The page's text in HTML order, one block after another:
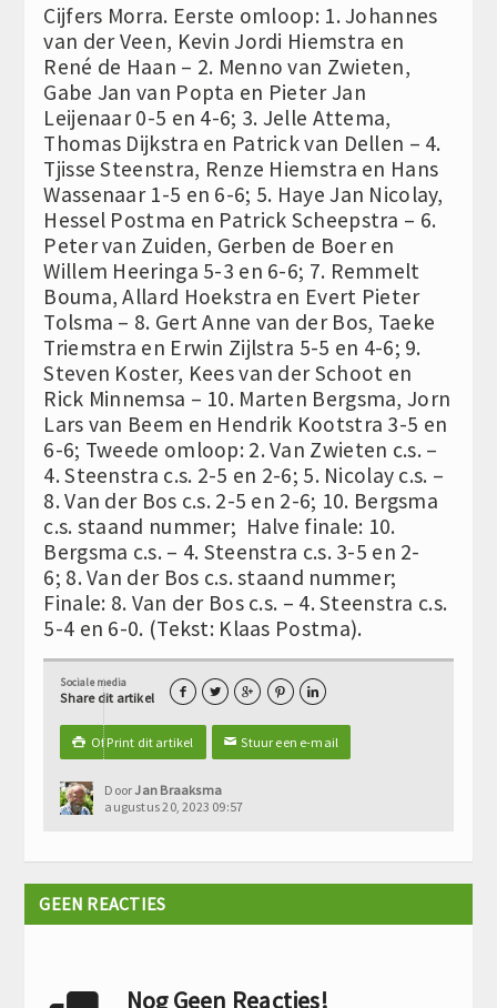
Cijfers Morra. Eerste omloop: 1. Johannes
van der Veen, Kevin Jordi Hiemstra en
René de Haan – 2. Menno van Zwieten,
Gabe Jan van Popta en Pieter Jan
Leijenaar 0-5 en 4-6; 3. Jelle Attema,
Thomas Dijkstra en Patrick van Dellen – 4.
Tjisse Steenstra, Renze Hiemstra en Hans
Wassenaar 1-5 en 6-6; 5. Haye Jan Nicolay,
Hessel Postma en Patrick Scheepstra – 6.
Peter van Zuiden, Gerben de Boer en
Willem Heeringa 5-3 en 6-6; 7. Remmelt
Bouma, Allard Hoekstra en Evert Pieter
Tolsma – 8. Gert Anne van der Bos, Taeke
Triemstra en Erwin Zijlstra 5-5 en 4-6; 9.
Steven Koster, Kees van der Schoot en
Rick Minnemsa – 10. Marten Bergsma, Jorn
Lars van Beem en Hendrik Kootstra 3-5 en
6-6; Tweede omloop: 2. Van Zwieten c.s. –
4. Steenstra c.s. 2-5 en 2-6; 5. Nicolay c.s. –
8. Van der Bos c.s. 2-5 en 2-6; 10. Bergsma
c.s. staand nummer; Halve finale: 10.
Bergsma c.s. – 4. Steenstra c.s. 3-5 en 2-
6; 8. Van der Bos c.s. staand nummer;
Finale: 8. Van der Bos c.s. – 4. Steenstra c.s.
5-4 en 6-0. (Tekst: Klaas Postma).
Sociale media
Share dit artikel     
 Of Print dit artikel ✉Stuur een e-mail
DoorJan Braaksma
augustus 20, 2023 09:57
GEEN REACTIES
Nog Geen Reacties!